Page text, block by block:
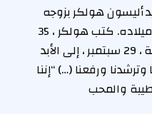
أليسون هولكر بزوجه
الراحل ستيفن “Twitch” في عيد ميلاده. كتب هولكر ، 35
عامًا ، عبر Instagram يوم الجمعة ، 29 سبتمبر ، إلى الأبد
ورفعنا (…) “إننا
والمحب